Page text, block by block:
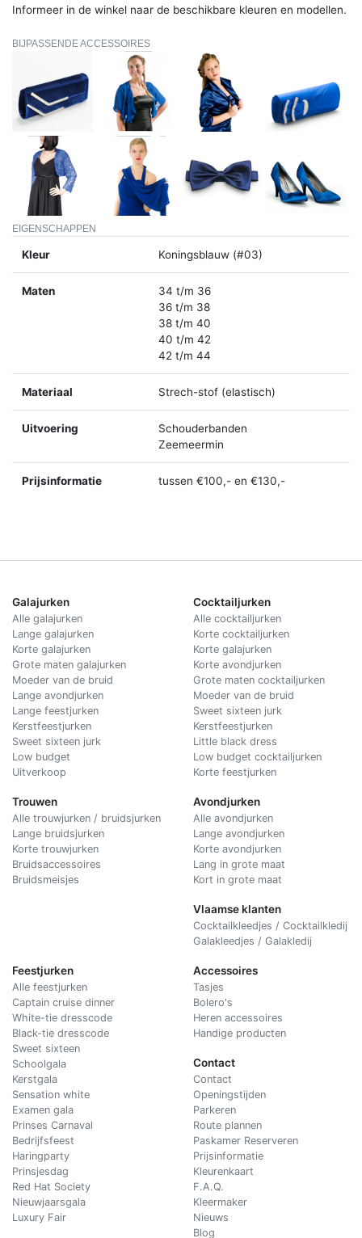
Informeer in de winkel naar de beschikbare kleuren en modellen.
BIJPASSENDE ACCESSOIRES
EIGENSCHAPPEN
Kleur Koningsblauw (#03)
Maten
34 t/m 36
36 t/m 38
38 t/m 40
40 t/m 42
42 t/m 44
Materiaal Strech-stof (elastisch)
Uitvoering
Schouderbanden
Zeemeermin
Prijsinformatie tussen €100,- en €130,-
Galajurken
Alle galajurken
Lange galajurken
Korte galajurken
Grote maten galajurken
Moeder van de bruid
Lange avondjurken
Lange feestjurken
Kerstfeestjurken
Sweet sixteen jurk
Low budget
Uitverkoop
Trouwen
Alle trouwjurken / bruidsjurken
Lange bruidsjurken
Korte trouwjurken
Bruidsaccessoires
Bruidsmeisjes
Cocktailjurken
Alle cocktailjurken
Korte cocktailjurken
Korte galajurken
Korte avondjurken
Grote maten cocktailjurken
Moeder van de bruid
Sweet sixteen jurk
Kerstfeestjurken
Little black dress
Low budget cocktailjurken
Korte feestjurken
Avondjurken
Alle avondjurken
Lange avondjurken
Korte avondjurken
Lang in grote maat
Kort in grote maat
Vlaamse klanten
Cocktailkleedjes / Cocktailkledij
Galakleedjes / Galakledij
Feestjurken
Alle feestjurken
Captain cruise dinner
White-tie dresscode
Black-tie dresscode
Sweet sixteen
Schoolgala
Kerstgala
Sensation white
Examen gala
Prinses Carnaval
Bedrijfsfeest
Haringparty
Prinsjesdag
Red Hat Society
Nieuwjaarsgala
Luxury Fair
Accessoires
Tasjes
Bolero's
Heren accessoires
Handige producten
Contact
Contact
Openingstijden
Parkeren
Route plannen
Paskamer Reserveren
Prijsinformatie
Kleurenkaart
F.A.Q.
Kleermaker
Nieuws
Blog